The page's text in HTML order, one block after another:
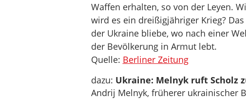
Waffen erhalten, so von der Leyen.
wird es ein dreißigjähriger Krieg?
der Ukraine bliebe, wo nach einer
der Bevölkerung in Armut lebt.
Quelle: Berliner Zeitung
dazu: Ukraine: Melnyk ruft Scholz
Andrij Melnyk, früherer ukrainischer